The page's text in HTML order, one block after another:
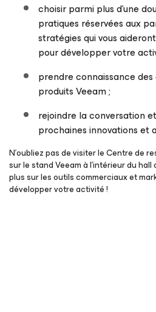
choisir parmi plus d’une
pratiques réservées aux
stratégies qui vous
pour développer votre
prendre connaissance
produits Veeam ;
rejoindre la conversation
prochaines innovations et
N’oubliez pas de visiter le Centre de
sur le stand Veeam à l’intérieur du
plus sur les outils commerciaux et
développer votre activité !